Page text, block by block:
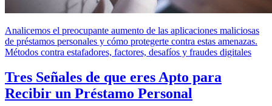
Analicemos el preocupante aumento de las aplicaciones maliciosas
de préstamos personales y cómo protegerte contra estas amenazas.
Métodos contra estafadores, factores, desafíos y fraudes digitales
Tres Señales de que eres Apto para
Recibir un Préstamo Personal